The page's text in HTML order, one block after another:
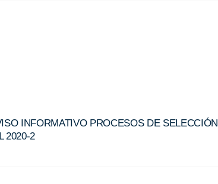
INFORMATIVO PROCESOS DE SELECCIÓN
2020-2